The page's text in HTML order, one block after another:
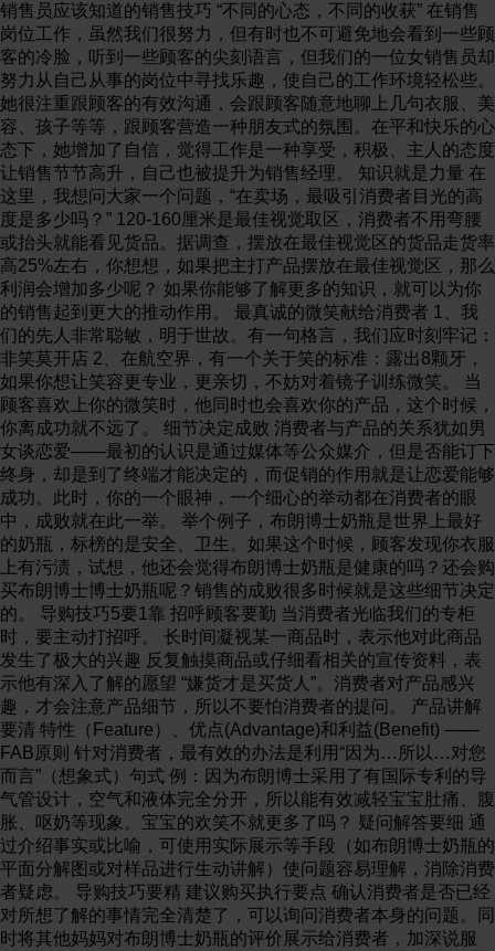
销售员应该知道的销售技巧 “不同的心态，不同的收获” 在销售
岗位工作，虽然我们很努力，但有时也不可避免地会看到一些顾
客的冷脸，听到一些顾客的尖刻语言，但我们的一位女销售员却
努力从自己从事的岗位中寻找乐趣，使自己的工作环境轻松些。
她很注重跟顾客的有效沟通，会跟顾客随意地聊上几句衣服、美
容、孩子等等，跟顾客营造一种朋友式的氛围。在平和快乐的心
态下，她增加了自信，觉得工作是一种享受，积极、主人的态度
让销售节节高升，自己也被提升为销售经理。 知识就是力量 在
这里，我想问大家一个问题，“在卖场，最吸引消费者目光的高
度是多少吗？” 120-160厘米是最佳视觉取区，消费者不用弯腰
或抬头就能看见货品。据调查，摆放在最佳视觉区的货品走货率
高25%左右，你想想，如果把主打产品摆放在最佳视觉区，那么
利润会增加多少呢？ 如果你能够了解更多的知识，就可以为你
的销售起到更大的推动作用。 最真诚的微笑献给消费者 1、我
们的先人非常聪敏，明于世故。有一句格言，我们应时刻牢记：
非笑莫开店 2、在航空界，有一个关于笑的标准：露出8颗牙，
如果你想让笑容更专业，更亲切，不妨对着镜子训练微笑。 当
顾客喜欢上你的微笑时，他同时也会喜欢你的产品，这个时候，
你离成功就不远了。 细节决定成败 消费者与产品的关系犹如男
女谈恋爱——最初的认识是通过媒体等公众媒介，但是否能订下
终身，却是到了终端才能决定的，而促销的作用就是让恋爱能够
成功。此时，你的一个眼神，一个细心的举动都在消费者的眼
中，成败就在此一举。 举个例子，布朗博士奶瓶是世界上最好
的奶瓶，标榜的是安全、卫生。如果这个时候，顾客发现你衣服
上有污渍，试想，他还会觉得布朗博士奶瓶是健康的吗？还会购
买布朗博士博士奶瓶呢？销售的成败很多时候就是这些细节决定
的。 导购技巧5要1靠 招呼顾客要勤 当消费者光临我们的专柜
时，要主动打招呼。 长时间凝视某一商品时，表示他对此商品
发生了极大的兴趣 反复触摸商品或仔细看相关的宣传资料，表
示他有深入了解的愿望 “嫌货才是买货人”。消费者对产品感兴
趣，才会注意产品细节，所以不要怕消费者的提问。 产品讲解
要清 特性（Feature）、优点(Advantage)和利益(Benefit) ——
FAB原则 针对消费者，最有效的办法是利用“因为…所以…对您
而言”（想象式）句式 例：因为布朗博士采用了有国际专利的导
气管设计，空气和液体完全分开，所以能有效减轻宝宝肚痛、腹
胀、呕奶等现象。宝宝的欢笑不就更多了吗？ 疑问解答要细 通
过介绍事实或比喻，可使用实际展示等手段（如布朗博士奶瓶的
平面分解图或对样品进行生动讲解）使问题容易理解，消除消费
者疑虑。 导购技巧要精 建议购买执行要点 确认消费者是否已经
对所想了解的事情完全清楚了，可以询问消费者本身的问题。同
时将其他妈妈对布朗博士奶瓶的评价展示给消费者，加深说服